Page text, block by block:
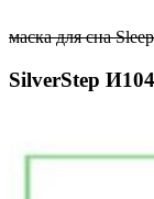
маска для сна
SilverStep